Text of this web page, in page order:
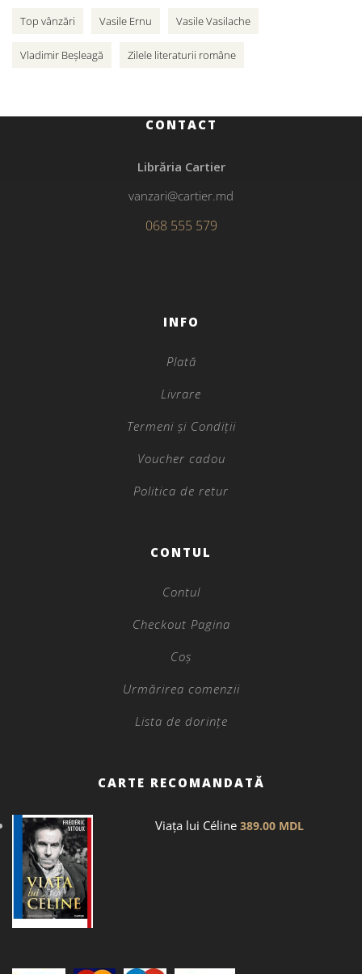
Top vânzări Vasile Ernu Vasile Vasilache
Vladimir Beșleagă Zilele literaturii române
CONTACT
Librăria Cartier
vanzari@cartier.md
068 555 579
INFO
Plată
Livrare
Termeni și Condiții
Voucher cadou
Politica de retur
CONTUL
Contul
Checkout Pagina
Coș
Urmărirea comenzii
Lista de dorințe
CARTE RECOMANDATĂ
Viața lui Céline 389.00 MDL